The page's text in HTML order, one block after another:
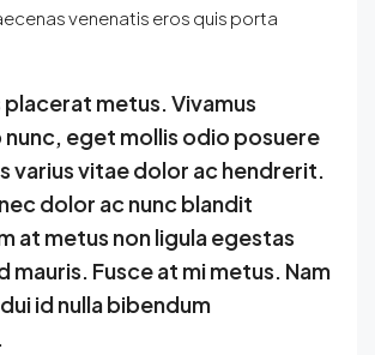
venenatis eros quis porta
metus. Vivamus
nunc, eget mollis odio posuere
varius vitae dolor ac hendrerit.
dolor ac nunc blandit
at metus non ligula egestas
mauris. Fusce at mi metus. Nam
id nulla bibendum